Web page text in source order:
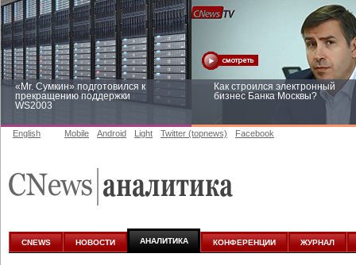
«Mr. Сумкин» подготовился к
прекращению поддержки
WS2003
Как строился электронный
бизнес Банка Москвы?
аналитике
English Mobile Android Light Twitter (topnews) Facebook
CNEWS НОВОСТИ АНАЛИТИКА КОНФЕРЕНЦИИ ЖУРНАЛ